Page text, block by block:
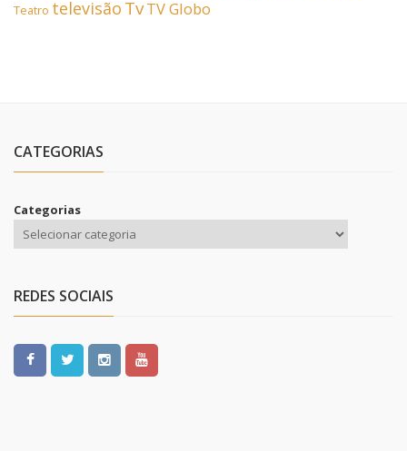
Teatro televisão TvTV Globo
CATEGORIAS
Categorias
REDES SOCIAIS